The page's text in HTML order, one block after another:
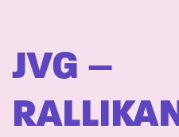
JVG –